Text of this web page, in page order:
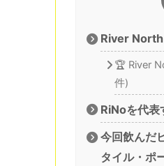
River
🏆 River
件)
RiNoを代表
今回飲んだ
タイル・ポ